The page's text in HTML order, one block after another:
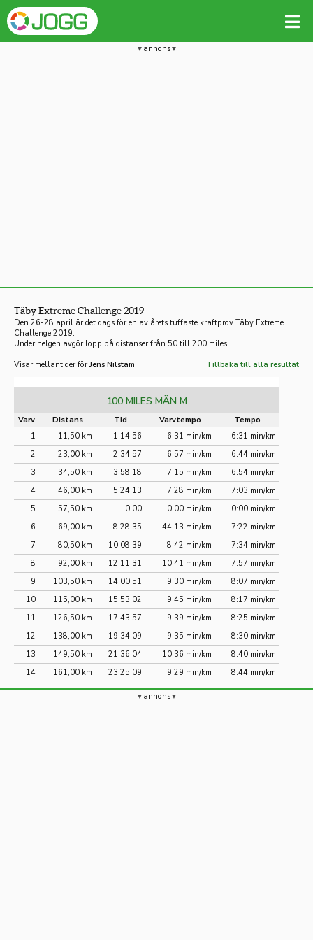
annons
Täby Extreme Challenge 2019
Den 26-28 april är det dags för en av årets tuffaste kraftprov Täby Extreme
Challenge 2019.
Under helgen avgör lopp på distanser från 50 till 200 miles.
Visar mellantider för Jens Nilstam Tillbaka till alla resultat
100 MILES MÄN M
Varv Distans Tid Varvtempo
Tempo
1
11,50 km 1:14:56 6:31 min/km
6:31 min/km
2
23,00 km 2:34:57 6:57 min/km
6:44 min/km
3
34,50 km 3:58:18 7:15 min/km
6:54 min/km
4
46,00 km 5:24:13 7:28 min/km
7:03 min/km
5
57,50 km 0:00 0:00 min/km
0:00 min/km
6
69,00 km 8:28:35 44:13 min/km
7:22 min/km
7
80,50 km 10:08:39 8:42 min/km
7:34 min/km
8
92,00 km 12:11:31 10:41 min/km
7:57 min/km
9
103,50 km 14:00:51 9:30 min/km
8:07 min/km
10
115,00 km 15:53:02 9:45 min/km
8:17 min/km
11
126,50 km 17:43:57 9:39 min/km
8:25 min/km
12
138,00 km 19:34:09 9:35 min/km
8:30 min/km
13
149,50 km 21:36:04 10:36 min/km
8:40 min/km
14
161,00 km 23:25:09 9:29 min/km 8:44 min/km
annons